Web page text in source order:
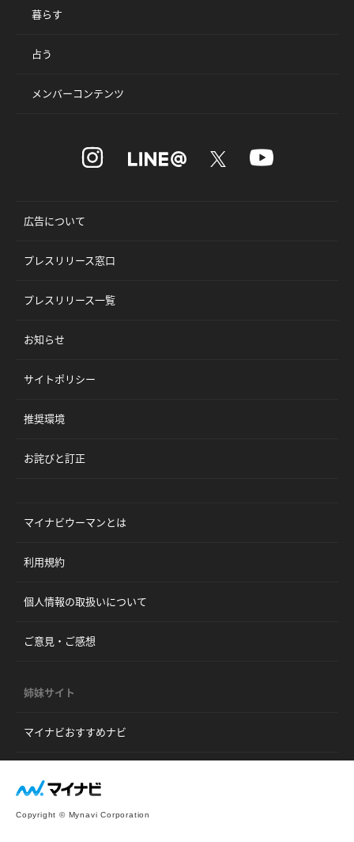
暮らす
占う
メンバーコンテンツ
広告について
プレスリリース窓口
プレスリリース一覧
お知らせ
サイトポリシー
推奨環境
お詫びと訂正
マイナビウーマンとは
利用規約
個人情報の取扱いについて
ご意見・ご感想
姉妹サイト
マイナビおすすめナビ
Copyright © Mynavi Corporation